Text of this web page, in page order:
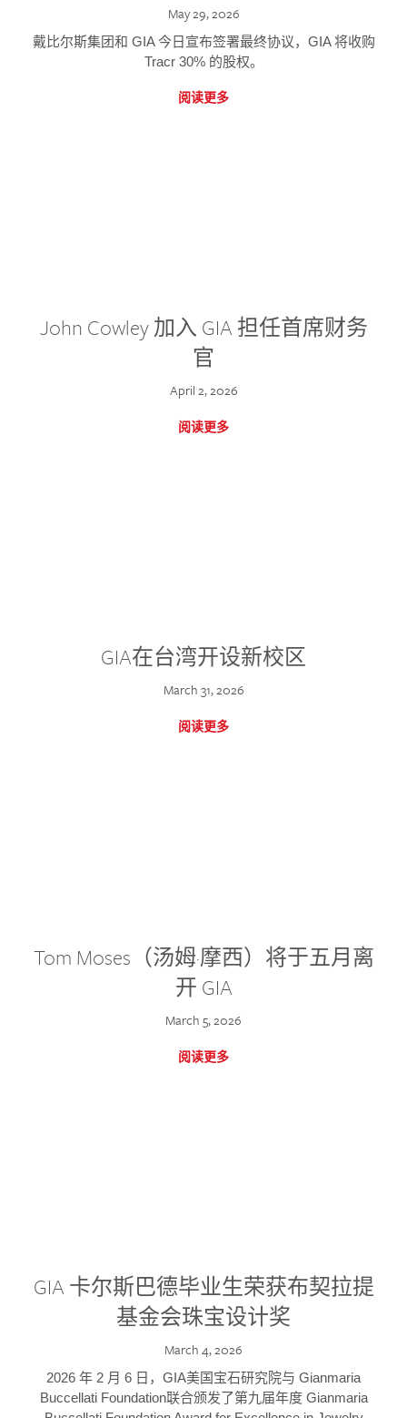
May 29, 2026
戴比尔斯集团和 GIA 今日宣布签署最终协议，GIA 将收购
Tracr 30% 的股权。
阅读更多
John Cowley 加入 GIA 担任首席财务
官
April 2, 2026
阅读更多
GIA在台湾开设新校区
March 31, 2026
阅读更多
Tom Moses（汤姆·摩西）将于五月离
开 GIA
March 5, 2026
阅读更多
GIA 卡尔斯巴德毕业生荣获布契拉提
基金会珠宝设计奖
March 4, 2026
2026 年 2 月 6 日，GIA美国宝石研究院与 Gianmaria
Buccellati Foundation联合颁发了第九届年度 Gianmaria